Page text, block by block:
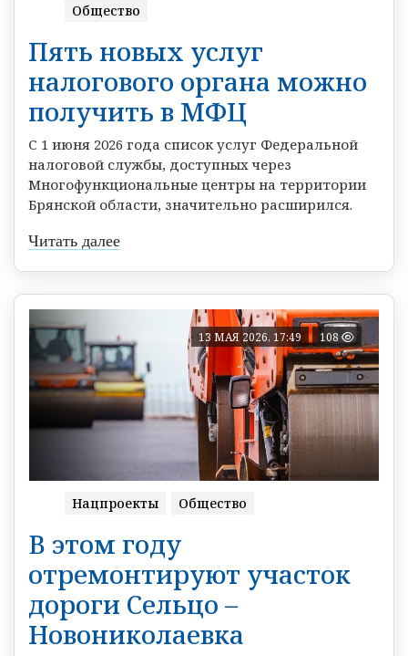
Общество
Пять новых услуг
налогового органа можно
получить в МФЦ
С 1 июня 2026 года список услуг Федеральной
налоговой службы, доступных через
Многофункциональные центры на территории
Брянской области, значительно расширился.
Читать далее
13 МАЯ 2026, 17:49 108
Нацпроекты Общество
В этом году
отремонтируют участок
дороги Сельцо –
Новониколаевка